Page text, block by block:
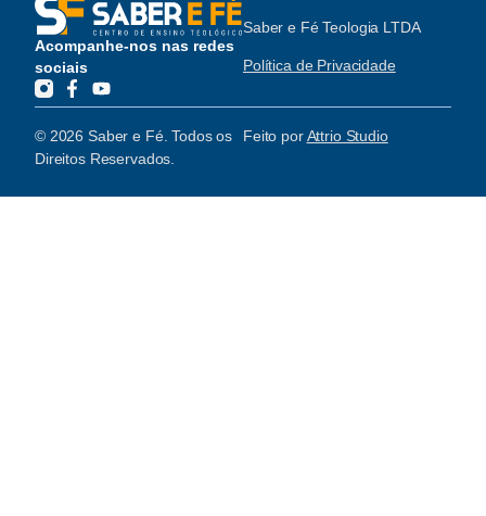
Acompanhe-nos nas redes
sociais
Saber e Fé Teologia LTDA
Política de Privacidade
© 2026 Saber e Fé. Todos os
Direitos Reservados.
Feito porAttrio Studio